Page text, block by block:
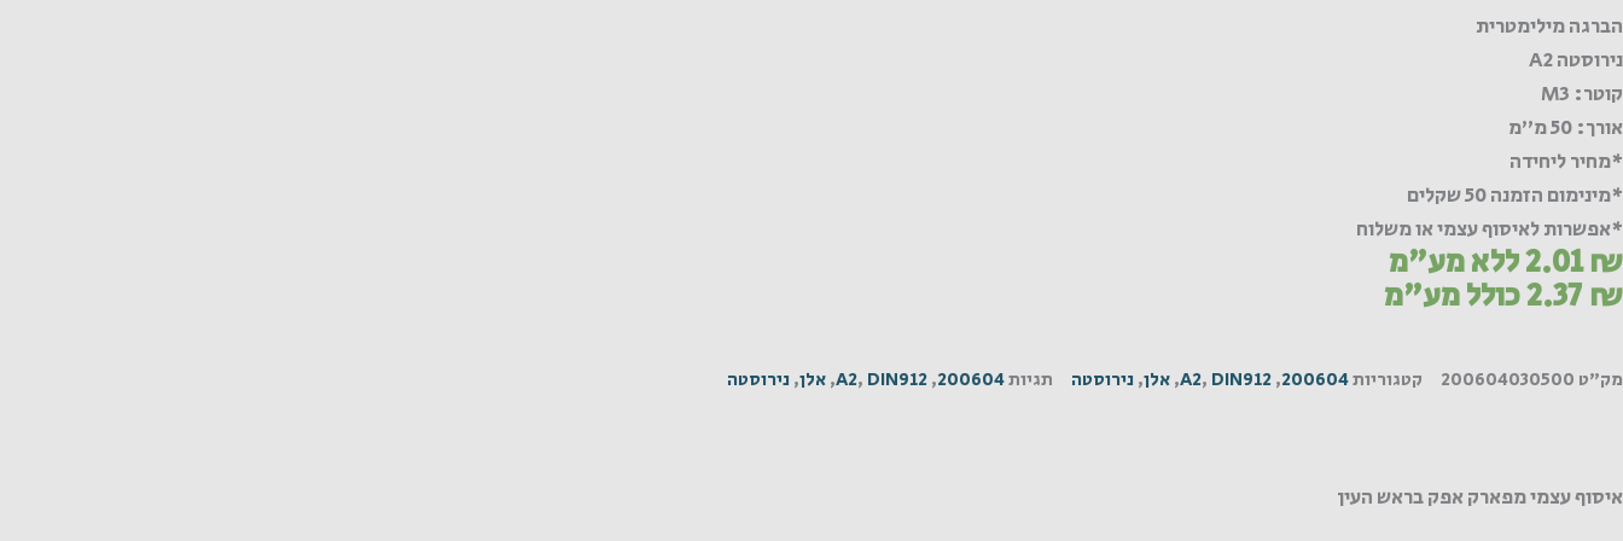
הברגה מילימטרית
נירוסטה A2
קוטר: M3
אורך: 50 מ"מ
*מחיר ליחידה
*מינימום הזמנה 50 שקלים
*אפשרות לאיסוף עצמי או משלוח
2.01₪ ללא מע"מ
2.37 ₪ כולל מע"מ
מק"ט 200604030500 קטגוריות200604
,
A2, DIN912
,אלן, נירוסטה תגיות200604
,
A2, DIN912
,אלן, נירוסטה
איסוף עצמי מפארק אפק בראש העין